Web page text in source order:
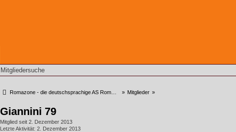
Mitgliedersuche
Romazone - die deutschsprachige AS Roma Community » Mitglieder »
Giannini 79
Mitglied seit 2. Dezember 2013
Letzte Aktivität 2. Dezember 2013